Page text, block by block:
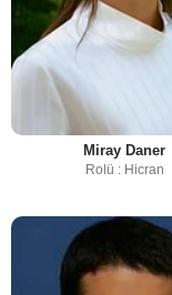
Miray Daner
Rolü : Hicran